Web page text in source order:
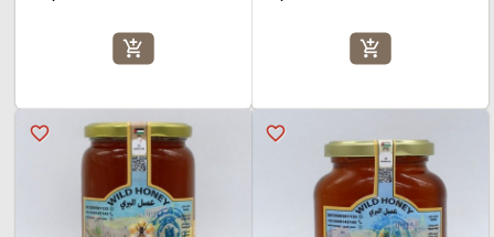
add_shopping_cart
add_shopping_cart
favorite_border
favorite_border